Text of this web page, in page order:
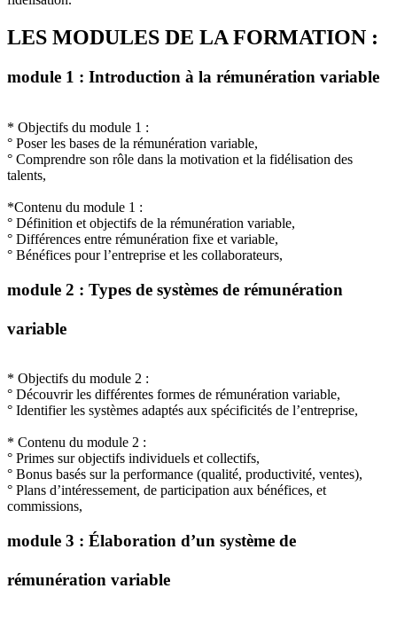
LES MODULES DE LA FORMATION :
module 1 : Introduction à la rémunération variable
* Objectifs du module 1 :
° Poser les bases de la rémunération variable,
° Comprendre son rôle dans la motivation et la fidélisation des
talents,
*Contenu du module 1 :
° Définition et objectifs de la rémunération variable,
° Différences entre rémunération fixe et variable,
° Bénéfices pour l’entreprise et les collaborateurs,
module 2 : Types de systèmes de rémunération
variable
* Objectifs du module 2 :
° Découvrir les différentes formes de rémunération variable,
° Identifier les systèmes adaptés aux spécificités de l’entreprise,
* Contenu du module 2 :
° Primes sur objectifs individuels et collectifs,
° Bonus basés sur la performance (qualité, productivité, ventes),
° Plans d’intéressement, de participation aux bénéfices, et
commissions,
module 3 : Élaboration d’un système de
rémunération variable